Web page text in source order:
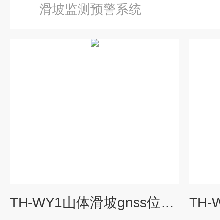
滑坡监测预警系统
TH-WY1山体滑坡gnss位移监测站